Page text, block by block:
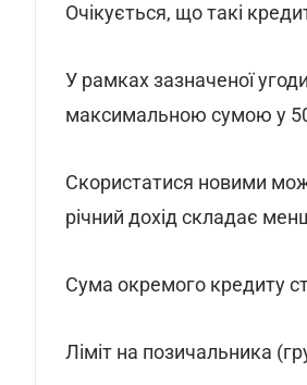
Очікується, що такі
У рамках зазначеної
максимальною сумою у
Скористатися новими
річний дохід складає
Сума окремого кредиту
Ліміт на позичальника